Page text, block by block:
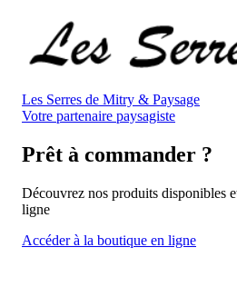
Les Serres de Mitry & Paysage
Votre partenaire paysagiste
Prêt à commander ?
Découvrez nos produits disponibles
ligne
Accéder à la boutique en ligne